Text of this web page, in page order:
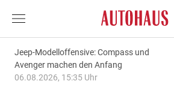
Jeep-Modelloffensive: Compass und
Avenger machen den Anfang
06.08.2026, 15:35 Uhr